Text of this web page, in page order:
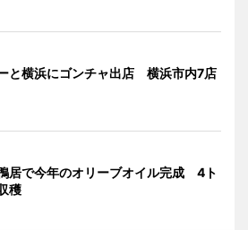
と横浜にゴンチャ出店 横浜市内7店
居で今年のオリーブオイル完成 4ト
穫